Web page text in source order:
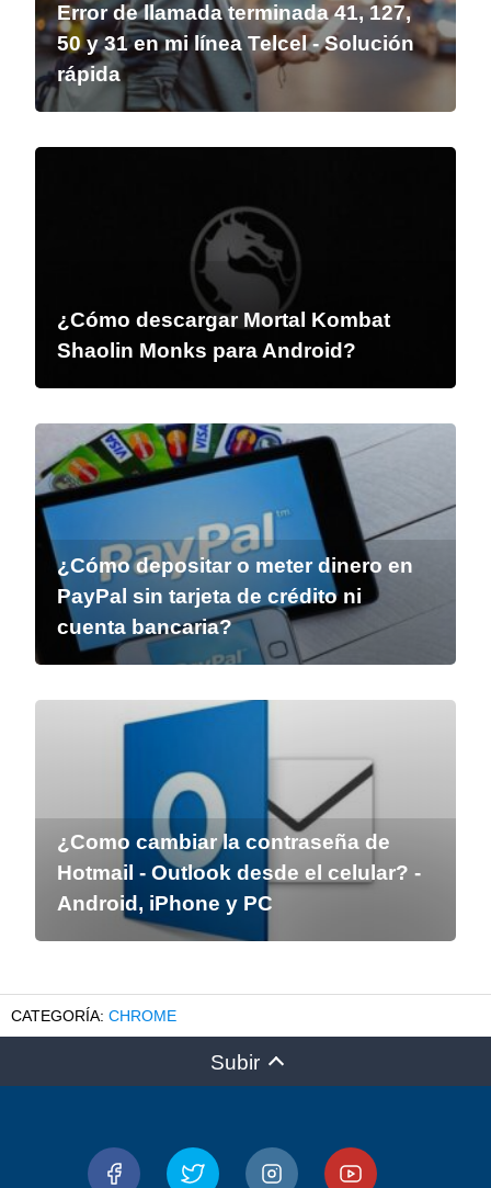
Error de llamada terminada 41, 127,
50 y 31 en mi línea Telcel - Solución
rápida
¿Cómo descargar Mortal Kombat
Shaolin Monks para Android?
¿Cómo depositar o meter dinero en
PayPal sin tarjeta de crédito ni
cuenta bancaria?
¿Como cambiar la contraseña de
Hotmail - Outlook desde el celular? -
Android, iPhone y PC
CHROME
Subir